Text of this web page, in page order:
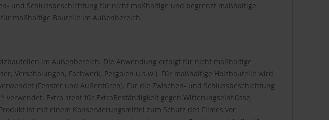
und Schlussbeschichtung für nicht maßhaltige und begrenzt maßhaltige
maßhaltige Bauteile im Außenbereich.
im Außenbereich. Die Anwendung erfolgt für nicht maßhaltige
Verschalungen, Fachwerk, Pergolen u.s.w.). Für maßhaltige Holzbauteile wird
(Fenster und Außentüren). Für die Zwischen- und Schlussbeschichtung
Extra steht für ExtraBeständigkeit gegen Witterungseinflüsse
ist mit einem Konservierungsmittel zum Schutz des Filmes vor